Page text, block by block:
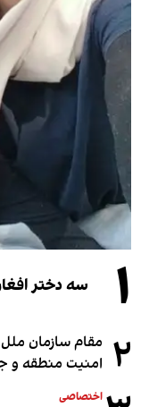
۱ سه دختر
۲ مقام سازمان
امنیت منطقه و
اختصاصی